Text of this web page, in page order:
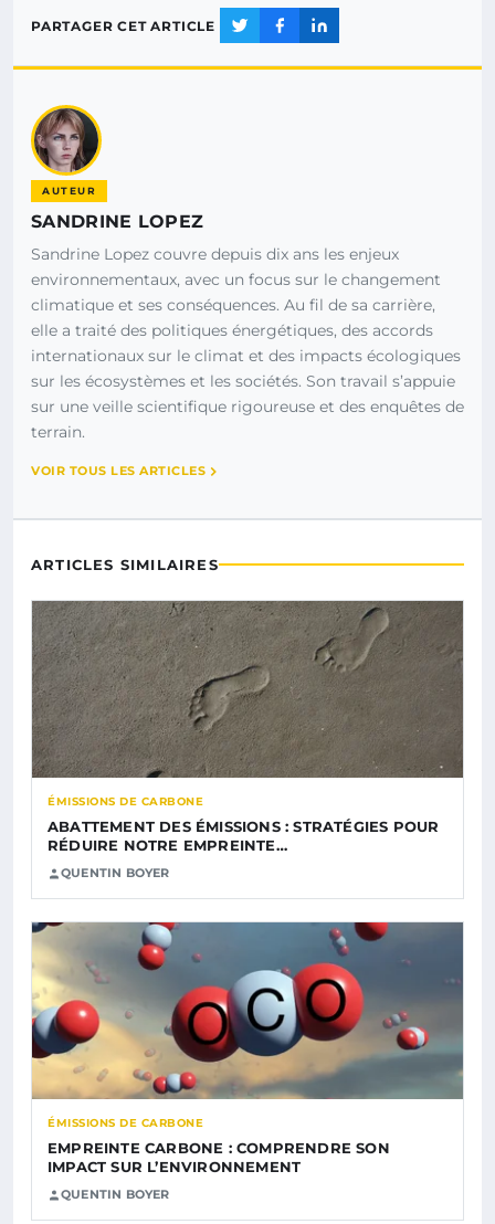
PARTAGER CET ARTICLE
AUTEUR
SANDRINE LOPEZ
Sandrine Lopez couvre depuis dix ans les enjeux
environnementaux, avec un focus sur le changement
climatique et ses conséquences. Au fil de sa carrière,
elle a traité des politiques énergétiques, des accords
internationaux sur le climat et des impacts écologiques
sur les écosystèmes et les sociétés. Son travail s’appuie
sur une veille scientifique rigoureuse et des enquêtes de
terrain.
VOIR TOUS LES ARTICLES
ARTICLES SIMILAIRES
ÉMISSIONS DE CARBONE
ABATTEMENT DES ÉMISSIONS : STRATÉGIES POUR
RÉDUIRE NOTRE EMPREINTE…
QUENTIN BOYER
ÉMISSIONS DE CARBONE
EMPREINTE CARBONE : COMPRENDRE SON
IMPACT SUR L’ENVIRONNEMENT
QUENTIN BOYER